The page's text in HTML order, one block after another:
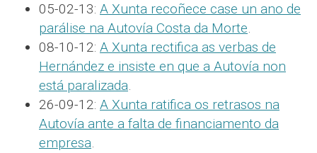
05-02-13: A Xunta recoñece case un ano de
parálise na Autovía Costa da Morte.
08-10-12: A Xunta rectifica as verbas de
Hernández e insiste en que a Autovía non
está paralizada.
26-09-12: A Xunta ratifica os retrasos na
Autovía ante a falta de financiamento da
empresa.